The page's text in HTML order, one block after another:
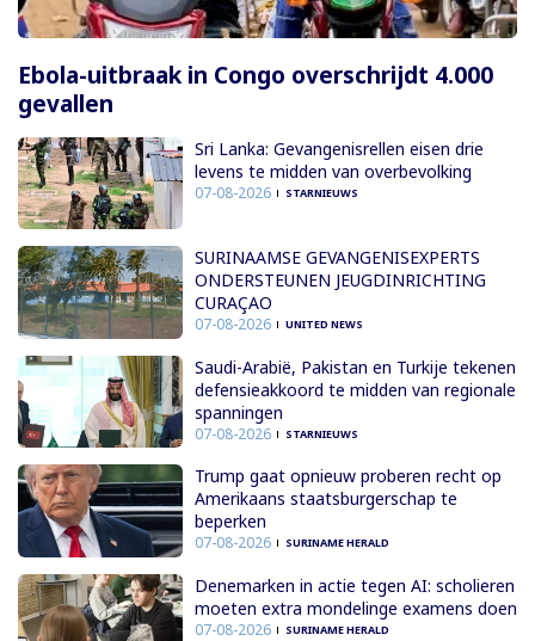
Ebola-uitbraak in Congo overschrijdt 4.000
gevallen
Sri Lanka: Gevangenisrellen eisen drie
levens te midden van overbevolking
07-08-2026 STARNIEUWS
SURINAAMSE GEVANGENISEXPERTS
ONDERSTEUNEN JEUGDINRICHTING
CURAÇAO
07-08-2026 UNITED NEWS
Saudi-Arabië, Pakistan en Turkije tekenen
defensieakkoord te midden van regionale
spanningen
07-08-2026 STARNIEUWS
Trump gaat opnieuw proberen recht op
Amerikaans staatsburgerschap te
beperken
07-08-2026 SURINAME HERALD
Denemarken in actie tegen AI: scholieren
moeten extra mondelinge examens doen
07-08-2026 SURINAME HERALD